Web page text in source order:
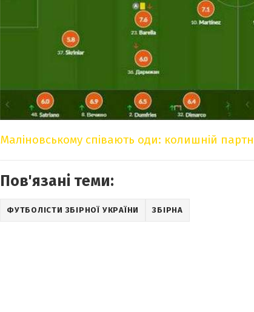
Маліновському співають оди: колишній
Пов'язані теми:
ФУТБОЛІСТИ ЗБІРНОЇ УКРАЇНИ ЗБІРНА